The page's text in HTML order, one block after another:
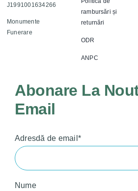
J1991001634266
Monumente
Funerare
rambursări și
returnări
ODR
ANPC
Abonare La
Email
Adresdă de email*
Nume